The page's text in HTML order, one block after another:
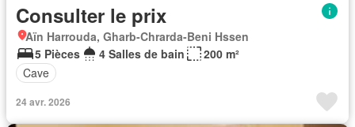
Consulter le prix
Aïn Harrouda, Gharb-Chrarda-Beni Hssen
5 Pièces
4 Salles de bain
200 m²
Cave
24 avr. 2026